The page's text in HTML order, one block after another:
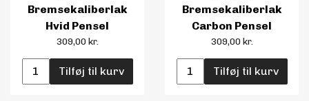
Bremsekaliberlak
Hvid Pensel
309,00 kr.
Tilføj til kurv
Bremsekaliberlak
Carbon Pensel
309,00 kr.
Tilføj til kurv